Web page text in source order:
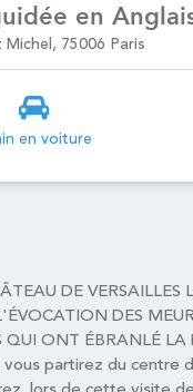
en
Michel, 75006 Paris
en voiture
DE VERSAILLES
DES
ONT ÉBRANLÉ LA
partirez du centre